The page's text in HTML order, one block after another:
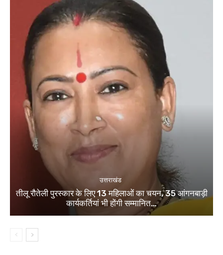
उत्तराखंड
तीलू रौतेली पुरस्कार के लिए 13 महिलाओं का चयन, 35 आंगनबाड़ी
कार्यकर्तियां भी होंगी सम्मानित…